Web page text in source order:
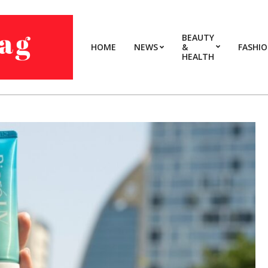
HOME NEWS
BEAUTY
&
HEALTH